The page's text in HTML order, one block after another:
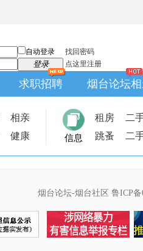
自动登录
找回密码
登录 点这里注册
求职招聘 烟台论坛
相亲
健康 信息
租房
二
跳蚤
二
烟台论坛-烟台社区 鲁ICP备